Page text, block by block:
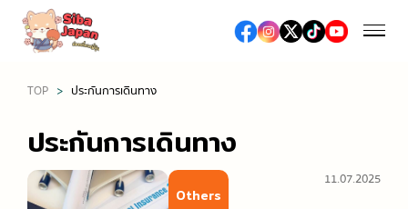
ฤดูใบไม้ผลิ (เทศกาลชมซากุระ / ดื่มมัทฉะ)
ฤดูร้อน (เทศกาลดอกไม้ไฟ / เที่ยวทะเล / งานเทศกาลต่าง
อาหารและร้านอาหาร
TOP ประกันการเดินทาง
ประกันการเดินทาง
Others
11.07.2025